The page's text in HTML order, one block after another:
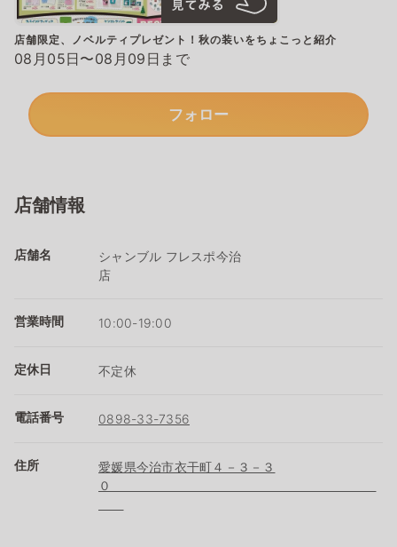
店舗限定、ノベルティプレゼント！秋の装いをちょこっと紹介
08月05日〜08月09日まで
フォロー
店舗情報
店舗名
シャンブル フレスポ今治
店
営業時間 10:00-19:00
定休日 不定休
電話番号 0898-33-7356
住所
愛媛県今治市衣干町４－３－３
０